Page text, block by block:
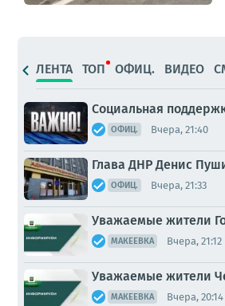
ЛЕНТА ТОП ОФИЦ. ВИДЕО
Социальная
ОФИЦ. Вчера, 21:40
Глава ДНР Денис
ОФИЦ. Вчера, 21:33
Уважаемые жители
МАКЕЕВКА Вчера, 21:12
Уважаемые жители
МАКЕЕВКА Вчера, 20:14